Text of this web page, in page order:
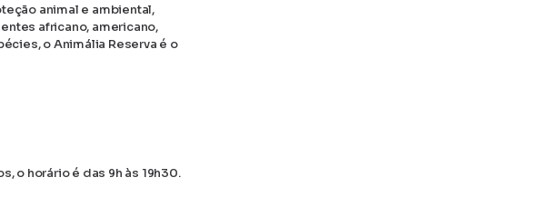
animal e ambiental,
africano, americano,
o Animália Reserva é o
o horário é das 9h às 19h30.